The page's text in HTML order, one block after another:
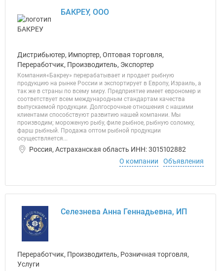
БАКРЕУ, ООО
Дистрибьютер, Импортер, Оптовая торговля,
Переработчик, Производитель, Экспортер
Компания«Бакреу» перерабатывает и продает рыбную
продукцию на рынке России и экспортирует в Европу, Израиль, а
так же в страны по всему миру. Предприятие имеет еврономер и
соответствует всем международным стандартам качества
выпускаемой продукции. Долгосрочные отношения с нашими
клиентами способствуют развитию нашей компании. Мы
производим; мороженую рыбу, филе рыбное, рыбную соломку,
фарш рыбный. Продажа оптом рыбной продукции
осуществляется...
Россия, Астраханская область ИНН: 3015102882
О компании
Объявления
Селезнева Анна Геннадьевна, ИП
Переработчик, Производитель, Розничная торговля,
Услуги